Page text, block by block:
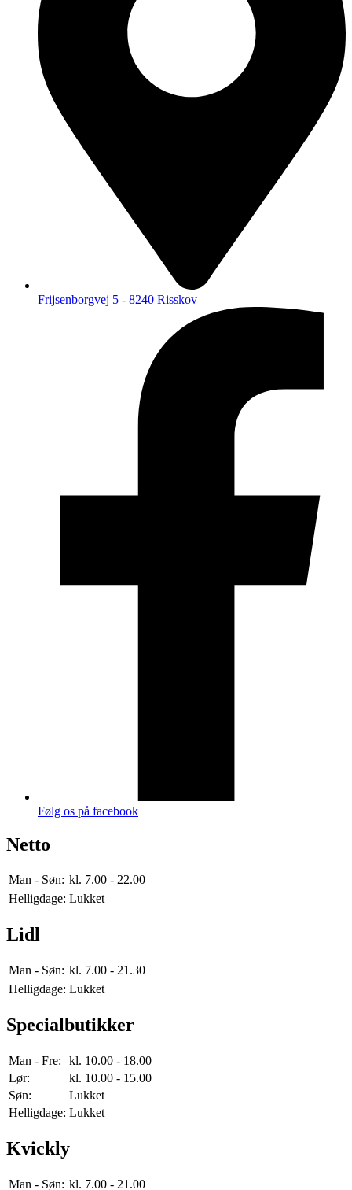
Frijsenborgvej 5 - 8240 Risskov
Følg os på facebook
Netto
Man - Søn: kl. 7.00 - 22.00
Helligdage: Lukket
Lidl
Man - Søn: kl. 7.00 - 21.30
Helligdage: Lukket
Specialbutikker
Man - Fre:
kl. 10.00 - 18.00
Lør:
kl. 10.00 - 15.00
Søn:
Lukket
Helligdage: Lukket
Kvickly
Man - Søn: kl. 7.00 - 21.00